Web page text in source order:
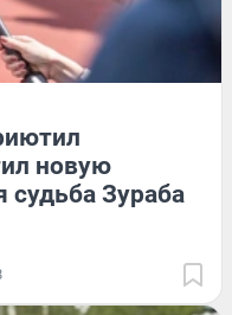
новую
судьба Зураба